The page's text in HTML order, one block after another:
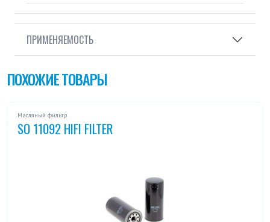
ПРИМЕНЯЕМОСТЬ
ПОХОЖИЕ ТОВАРЫ
Масляный фильтр
SO 11092 HIFI FILTER